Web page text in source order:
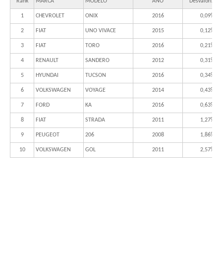
1 CHEVROLET ONIX 2016 0,09%
2 FIAT UNO VIVACE 2015 0,12%
3 FIAT TORO 2016 0,21%
4 RENAULT SANDERO 2012 0,31%
5 HYUNDAI TUCSON 2016 0,34%
6 VOLKSWAGEN VOYAGE 2014 0,43%
7 FORD KA 2016 0,63%
8 FIAT STRADA 2011 1,27%
9 PEUGEOT 206 2008 1,86%
10 VOLKSWAGEN GOL 2011 2,57%